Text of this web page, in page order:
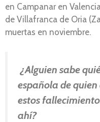
en Campanar en
de Villafranca de Oria
muertas en noviembre.
¿Alguien sabe
española de
estos
ahí?